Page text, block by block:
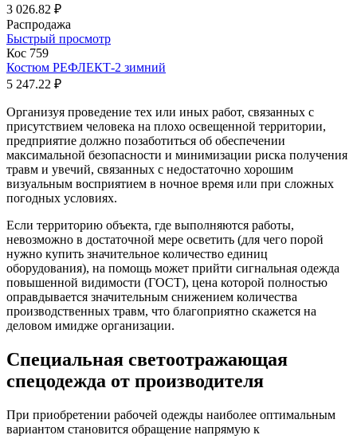
3 026.82 ₽
Распродажа
Быстрый просмотр
Кос 759
Костюм РЕФЛЕКТ-2 зимний
5 247.22 ₽
Организуя проведение тех или иных работ, связанных с
присутствием человека на плохо освещенной территории,
предприятие должно позаботиться об обеспечении
максимальной безопасности и минимизации риска получения
травм и увечий, связанных с недостаточно хорошим
визуальным восприятием в ночное время или при сложных
погодных условиях.
Если территорию объекта, где выполняются работы,
невозможно в достаточной мере осветить (для чего порой
нужно купить значительное количество единиц
оборудования), на помощь может прийти сигнальная одежда
повышенной видимости (ГОСТ), цена которой полностью
оправдывается значительным снижением количества
производственных травм, что благоприятно скажется на
деловом имидже организации.
Специальная светоотражающая
спецодежда от производителя
При приобретении рабочей одежды наиболее оптимальным
вариантом становится обращение напрямую к